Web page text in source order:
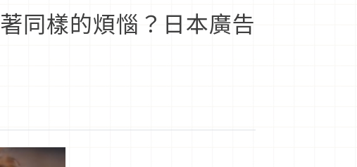
同樣的煩惱？日本廣告